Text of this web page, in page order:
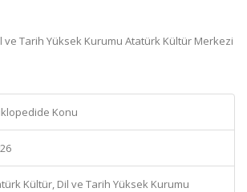
ve Tarih Yüksek Kurumu Atatürk Kültür Merkezi
Konu
Kültür, Dil ve Tarih Yüksek Kurumu